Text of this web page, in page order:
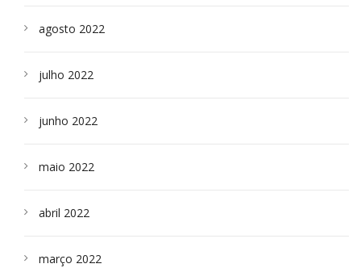
agosto 2022
julho 2022
junho 2022
maio 2022
abril 2022
março 2022